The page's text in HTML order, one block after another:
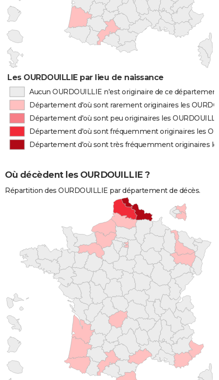
Les OURDOUILLIE par lieu de naissance
Aucun OURDOUILLIE n'est originaire de ce
Département d'où sont rarement originaires les
Département d'où sont peu originaires les
Département d'où sont fréquemment originaires les
Département d'où sont très fréquemment originaires
Où décèdent les OURDOUILLIE ?
Répartition des OURDOUILLIE par département de décès.